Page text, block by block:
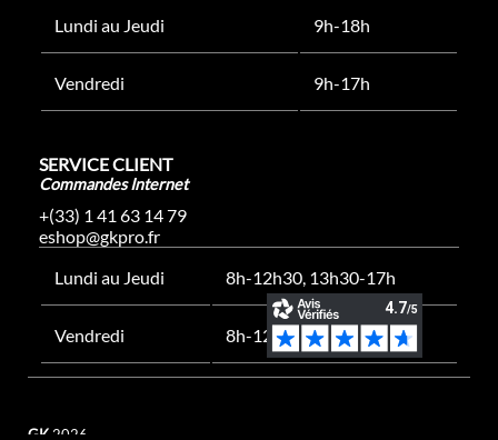
Lundi au Jeudi
9h-18h
Vendredi 9h-17h
SERVICE CLIENT
Commandes Internet
+(33) 1 41 63 14 79
eshop@gkpro.fr
Lundi au Jeudi
8h-12h30, 13h30-17h
Vendredi 8h-12h30, 13h30-16h
GK 2026